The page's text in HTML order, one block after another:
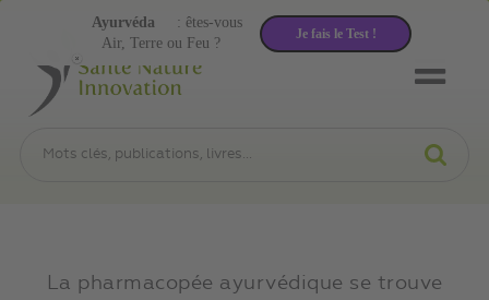
La pharmacopée ayurvédique se trouve
Air, Terre ou Feu ?
Ayurvéda : êtes-vous
Je fais le Test !